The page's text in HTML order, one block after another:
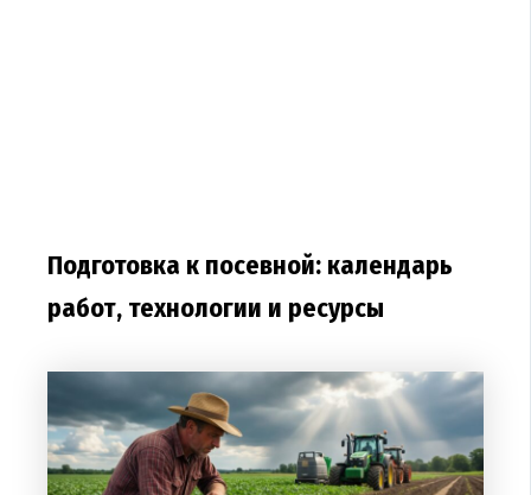
Подготовка к посевной: календарь
работ, технологии и ресурсы